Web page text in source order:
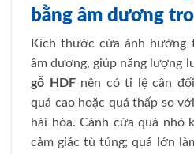
bằng âm dương
Kích thước cửa ảnh hưởng
âm dương, giúp năng lượng
gỗ HDFnên có tỉ lệ cân
quá cao hoặc quá thấp so
hài hòa. Cánh cửa quá nhỏ
cảm giác tù túng; quá lớn